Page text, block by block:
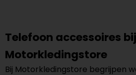
Telefoon accessoires bij
Motorkledingstore
Bij Motorkledingstore begrijpen